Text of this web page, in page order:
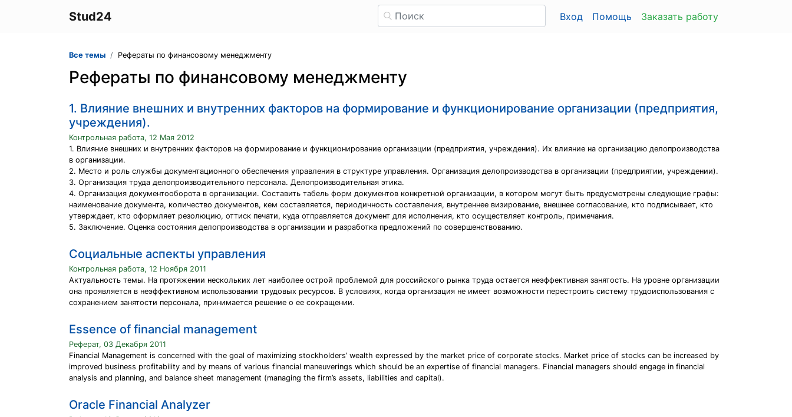
Stud24 Вход Помощь Заказать работу
Все темы Рефераты по финансовому менеджменту
Рефераты по финансовому менеджменту
1. Влияние внешних и внутренних факторов на формирование и функционирование организации (предприятия,
учреждения).
Контрольная работа, 12 Мая 2012
1. Влияние внешних и внутренних факторов на формирование и функционирование организации (предприятия, учреждения). Их влияние на организацию делопроизводства
в организации.
2. Место и роль службы документационного обеспечения управления в структуре управления. Организация делопроизводства в организации (предприятии, учреждении).
3. Организация труда делопроизводительного персонала. Делопроизводительная этика.
4. Организация документооборота в организации. Составить табель форм документов конкретной организации, в котором могут быть предусмотрены следующие графы:
наименование документа, количество документов, кем составляется, периодичность составления, внутреннее визирование, внешнее согласование, кто подписывает, кто
утверждает, кто оформляет резолюцию, оттиск печати, куда отправляется документ для исполнения, кто осуществляет контроль, примечания.
5. Заключение. Оценка состояния делопроизводства в организации и разработка предложений по совершенствованию.
Cоциальные аспекты управления
Контрольная работа, 12 Ноября 2011
Актуальность темы. На протяжении нескольких лет наиболее острой проблемой для российского рынка труда остается неэффективная занятость. На уровне организации
она проявляется в неэффективном использовании трудовых ресурсов. В условиях, когда организация не имеет возможности перестроить систему трудоиспользования с
сохранением занятости персонала, принимается решение о ее сокращении.
Essence of financial management
Реферат, 03 Декабря 2011
Financial Management is concerned with the goal of maximizing stockholders’ wealth expressed by the market price of corporate stocks. Market price of stocks can be increased by
improved business profitability and by means of various financial maneuverings which should be an expertise of financial managers. Financial managers should engage in financial
analysis and planning, and balance sheet management (managing the firm’s assets, liabilities and capital).
Oracle Financial Analyzer